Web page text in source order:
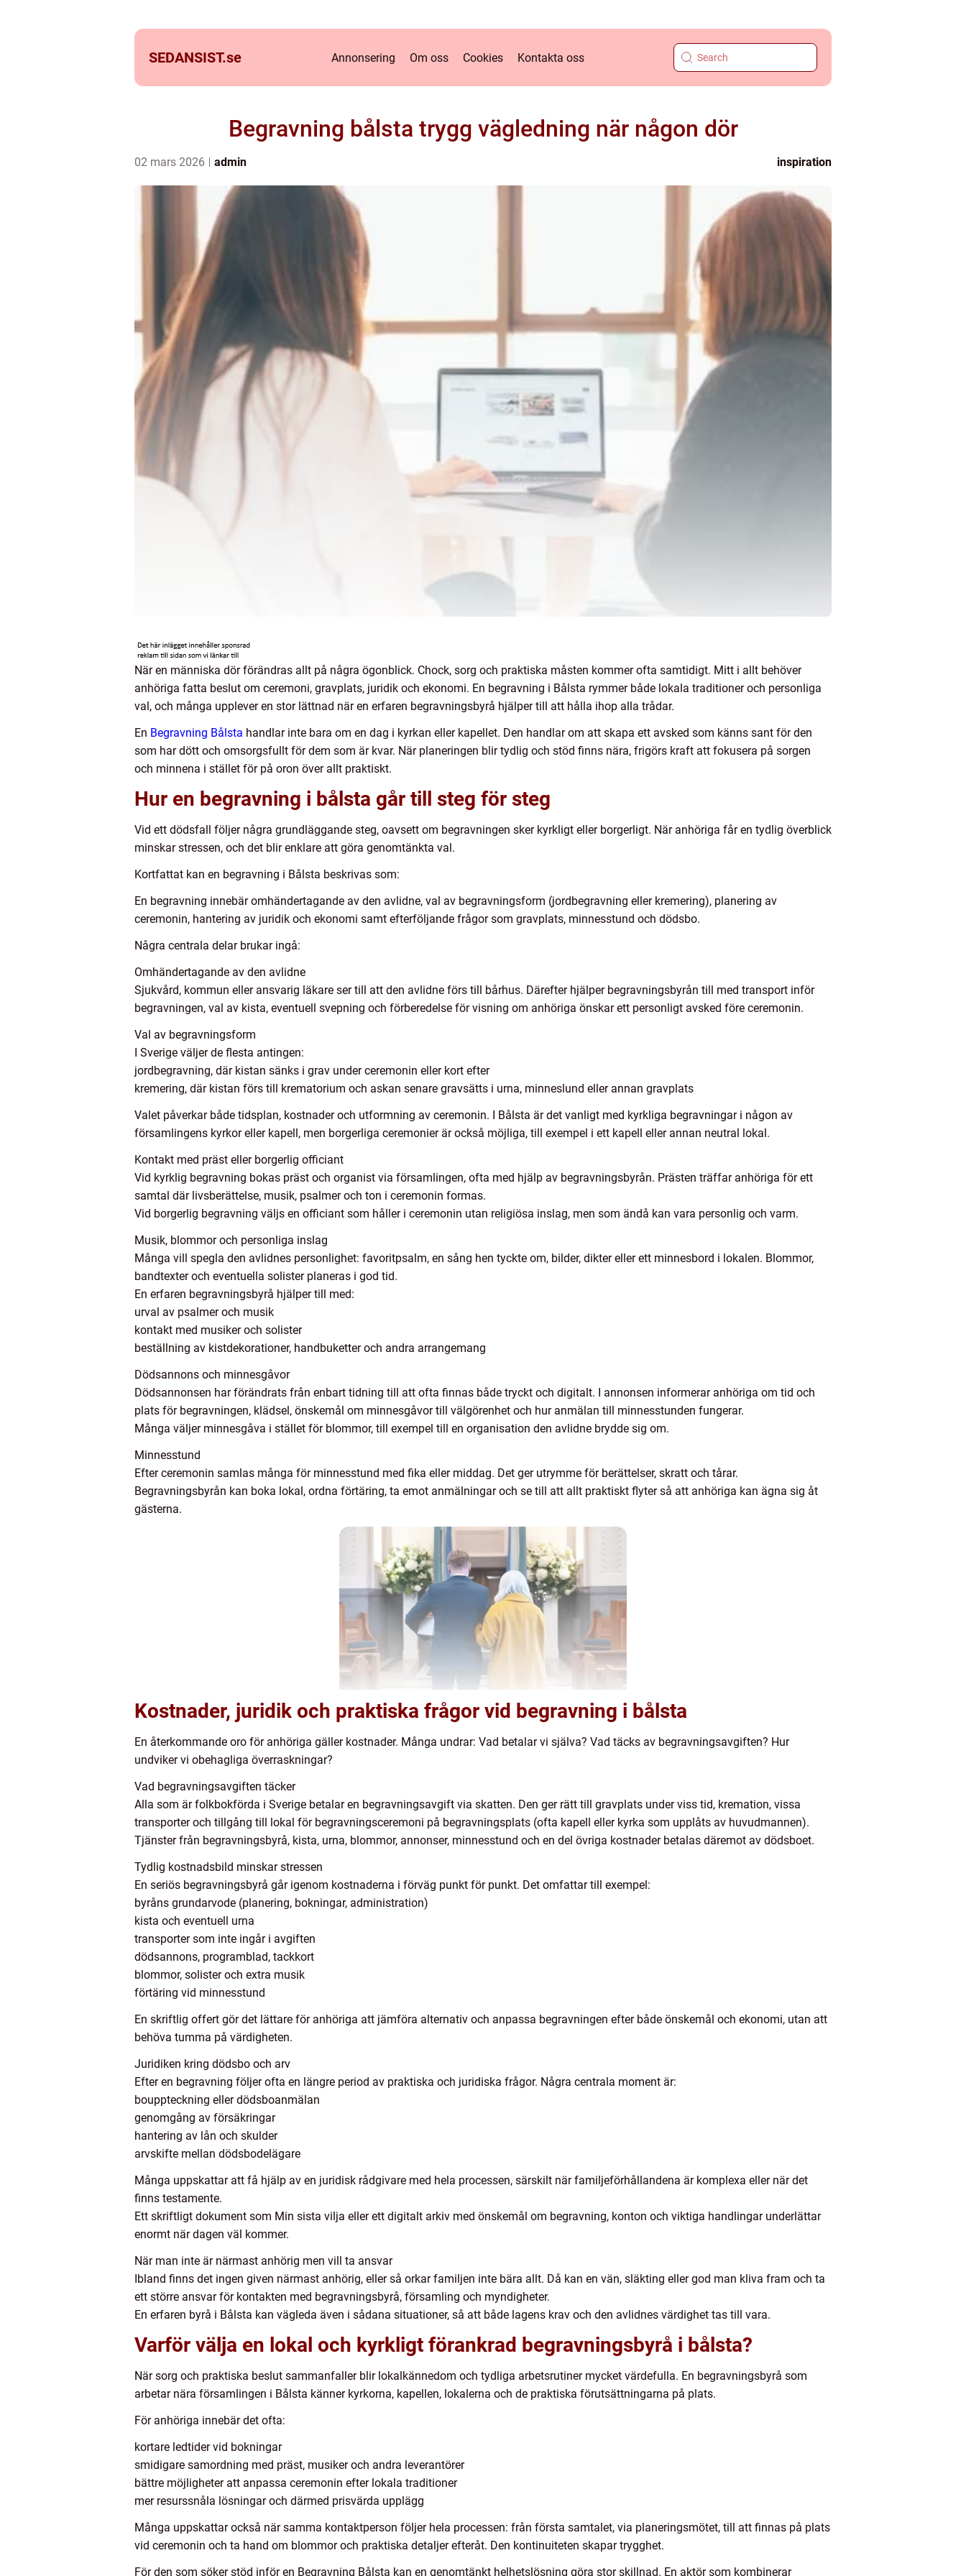
SEDANSIST.se Annonsering Om oss Cookies Kontakta oss
Begravning bålsta trygg vägledning när någon dör
02 mars 2026 admin inspiration
När en människa dör förändras allt på några ögonblick. Chock, sorg och praktiska måsten kommer ofta samtidigt. Mitt i allt behöver
anhöriga fatta beslut om ceremoni, gravplats, juridik och ekonomi. En begravning i Bålsta rymmer både lokala traditioner och personliga
val, och många upplever en stor lättnad när en erfaren begravningsbyrå hjälper till att hålla ihop alla trådar.
En Begravning Bålsta handlar inte bara om en dag i kyrkan eller kapellet. Den handlar om att skapa ett avsked som känns sant för den
som har dött och omsorgsfullt för dem som är kvar. När planeringen blir tydlig och stöd finns nära, frigörs kraft att fokusera på sorgen
och minnena i stället för på oron över allt praktiskt.
Hur en begravning i bålsta går till steg för steg
Vid ett dödsfall följer några grundläggande steg, oavsett om begravningen sker kyrkligt eller borgerligt. När anhöriga får en tydlig överblick
minskar stressen, och det blir enklare att göra genomtänkta val.
Kortfattat kan en begravning i Bålsta beskrivas som:
En begravning innebär omhändertagande av den avlidne, val av begravningsform (jordbegravning eller kremering), planering av
ceremonin, hantering av juridik och ekonomi samt efterföljande frågor som gravplats, minnesstund och dödsbo.
Några centrala delar brukar ingå:
Omhändertagande av den avlidne
Sjukvård, kommun eller ansvarig läkare ser till att den avlidne förs till bårhus. Därefter hjälper begravningsbyrån till med transport inför
begravningen, val av kista, eventuell svepning och förberedelse för visning om anhöriga önskar ett personligt avsked före ceremonin.
Val av begravningsform
I Sverige väljer de flesta antingen:
jordbegravning, där kistan sänks i grav under ceremonin eller kort efter
kremering, där kistan förs till krematorium och askan senare gravsätts i urna, minneslund eller annan gravplats
Valet påverkar både tidsplan, kostnader och utformning av ceremonin. I Bålsta är det vanligt med kyrkliga begravningar i någon av
församlingens kyrkor eller kapell, men borgerliga ceremonier är också möjliga, till exempel i ett kapell eller annan neutral lokal.
Kontakt med präst eller borgerlig officiant
Vid kyrklig begravning bokas präst och organist via församlingen, ofta med hjälp av begravningsbyrån. Prästen träffar anhöriga för ett
samtal där livsberättelse, musik, psalmer och ton i ceremonin formas.
Vid borgerlig begravning väljs en officiant som håller i ceremonin utan religiösa inslag, men som ändå kan vara personlig och varm.
Musik, blommor och personliga inslag
Många vill spegla den avlidnes personlighet: favoritpsalm, en sång hen tyckte om, bilder, dikter eller ett minnesbord i lokalen. Blommor,
bandtexter och eventuella solister planeras i god tid.
En erfaren begravningsbyrå hjälper till med:
urval av psalmer och musik
kontakt med musiker och solister
beställning av kistdekorationer, handbuketter och andra arrangemang
Dödsannons och minnesgåvor
Dödsannonsen har förändrats från enbart tidning till att ofta finnas både tryckt och digitalt. I annonsen informerar anhöriga om tid och
plats för begravningen, klädsel, önskemål om minnesgåvor till välgörenhet och hur anmälan till minnesstunden fungerar.
Många väljer minnesgåva i stället för blommor, till exempel till en organisation den avlidne brydde sig om.
Minnesstund
Efter ceremonin samlas många för minnesstund med fika eller middag. Det ger utrymme för berättelser, skratt och tårar.
Begravningsbyrån kan boka lokal, ordna förtäring, ta emot anmälningar och se till att allt praktiskt flyter så att anhöriga kan ägna sig åt
gästerna.
Kostnader, juridik och praktiska frågor vid begravning i bålsta
En återkommande oro för anhöriga gäller kostnader. Många undrar: Vad betalar vi själva? Vad täcks av begravningsavgiften? Hur
undviker vi obehagliga överraskningar?
Vad begravningsavgiften täcker
Alla som är folkbokförda i Sverige betalar en begravningsavgift via skatten. Den ger rätt till gravplats under viss tid, kremation, vissa
transporter och tillgång till lokal för begravningsceremoni på begravningsplats (ofta kapell eller kyrka som upplåts av huvudmannen).
Tjänster från begravningsbyrå, kista, urna, blommor, annonser, minnesstund och en del övriga kostnader betalas däremot av dödsboet.
Tydlig kostnadsbild minskar stressen
En seriös begravningsbyrå går igenom kostnaderna i förväg punkt för punkt. Det omfattar till exempel:
byråns grundarvode (planering, bokningar, administration)
kista och eventuell urna
transporter som inte ingår i avgiften
dödsannons, programblad, tackkort
blommor, solister och extra musik
förtäring vid minnesstund
En skriftlig offert gör det lättare för anhöriga att jämföra alternativ och anpassa begravningen efter både önskemål och ekonomi, utan att
behöva tumma på värdigheten.
Juridiken kring dödsbo och arv
Efter en begravning följer ofta en längre period av praktiska och juridiska frågor. Några centrala moment är:
bouppteckning eller dödsboanmälan
genomgång av försäkringar
hantering av lån och skulder
arvskifte mellan dödsbodelägare
Många uppskattar att få hjälp av en juridisk rådgivare med hela processen, särskilt när familjeförhållandena är komplexa eller när det
finns testamente.
Ett skriftligt dokument som Min sista vilja eller ett digitalt arkiv med önskemål om begravning, konton och viktiga handlingar underlättar
enormt när dagen väl kommer.
När man inte är närmast anhörig men vill ta ansvar
Ibland finns det ingen given närmast anhörig, eller så orkar familjen inte bära allt. Då kan en vän, släkting eller god man kliva fram och ta
ett större ansvar för kontakten med begravningsbyrå, församling och myndigheter.
En erfaren byrå i Bålsta kan vägleda även i sådana situationer, så att både lagens krav och den avlidnes värdighet tas till vara.
Varför välja en lokal och kyrkligt förankrad begravningsbyrå i bålsta?
När sorg och praktiska beslut sammanfaller blir lokalkännedom och tydliga arbetsrutiner mycket värdefulla. En begravningsbyrå som
arbetar nära församlingen i Bålsta känner kyrkorna, kapellen, lokalerna och de praktiska förutsättningarna på plats.
För anhöriga innebär det ofta:
kortare ledtider vid bokningar
smidigare samordning med präst, musiker och andra leverantörer
bättre möjligheter att anpassa ceremonin efter lokala traditioner
mer resurssnåla lösningar och därmed prisvärda upplägg
Många uppskattar också när samma kontaktperson följer hela processen: från första samtalet, via planeringsmötet, till att finnas på plats
vid ceremonin och ta hand om blommor och praktiska detaljer efteråt. Den kontinuiteten skapar trygghet.
För den som söker stöd inför en Begravning Bålsta kan en genomtänkt helhetslösning göra stor skillnad. En aktör som kombinerar